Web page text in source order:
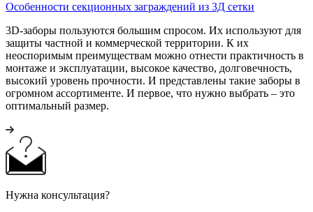
Особенности секционных заграждений из 3Д сетки
3D-заборы пользуются большим спросом. Их используют для
защиты частной и коммерческой территории. К их
неоспоримым преимуществам можно отнести практичность в
монтаже и эксплуатации, высокое качество, долговечность,
высокий уровень прочности. И представлены такие заборы в
огромном ассортименте. И первое, что нужно выбрать – это
оптимальный размер.
Нужна консультация?